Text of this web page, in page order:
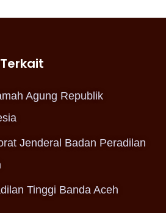
Agung Republik
Jenderal Badan Peradilan
Tinggi Banda Aceh